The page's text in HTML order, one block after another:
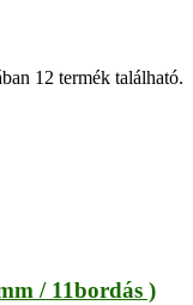
12 termék található.
/ 11bordás )